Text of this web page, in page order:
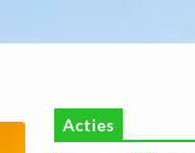
Acties